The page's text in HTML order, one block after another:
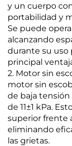
y un cuerpo
portabilidad y
Se puede
alcanzando
durante su uso
principal
2. Motor sin
motor sin
de baja tensión
de 11±1 kPa.
superior frente
eliminando
las grietas.